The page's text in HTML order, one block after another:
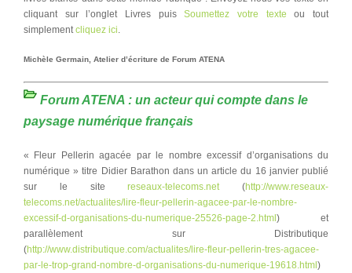
cliquant sur l’onglet Livres puisSoumettez votre texte ou tout
simplement cliquez ici
Michèle Germain, Atelier d’écriture de Forum ATENA
Forum ATENA : un acteur qui compte dans le
paysage numérique français
« Fleur Pellerin agacée par le nombre excessif d’organisations du
numérique » titre Didier Barathon dans un article du 16 janvier publié
sur le sitereseaux-telecoms.net (http://www.reseaux-
telecoms.net/actualites/lire-fleur-pellerin-agacee-par-le-nombre-
excessif-d-organisations-du-numerique-25526-page-2.html) et
parallèlement sur Distributique
(http://www.distributique.com/actualites/lire-fleur-pellerin-tres-agacee-
par-le-trop-grand-nombre-d-organisations-du-numerique-19618.html)